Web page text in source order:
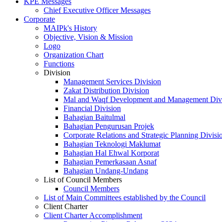
Chief Executive Officer Messages
Corporate
MAIPk's History
Objective, Vision & Mission
Logo
Organization Chart
Functions
Division
Management Services Division
Zakat Distribution Division
Mal and Waqf Development and Management
Financial Division
Bahagian Baitulmal
Bahagian Pengurusan Projek
Corporate Relations and Strategic Planning
Bahagian Teknologi Maklumat
Bahagian Hal Ehwal Korporat
Bahagian Pemerkasaan Asnaf
Bahagian Undang-Undang
List of Council Members
Council Members
List of Main Committees established by the Council
Client Charter
Client Charter Accomplishment